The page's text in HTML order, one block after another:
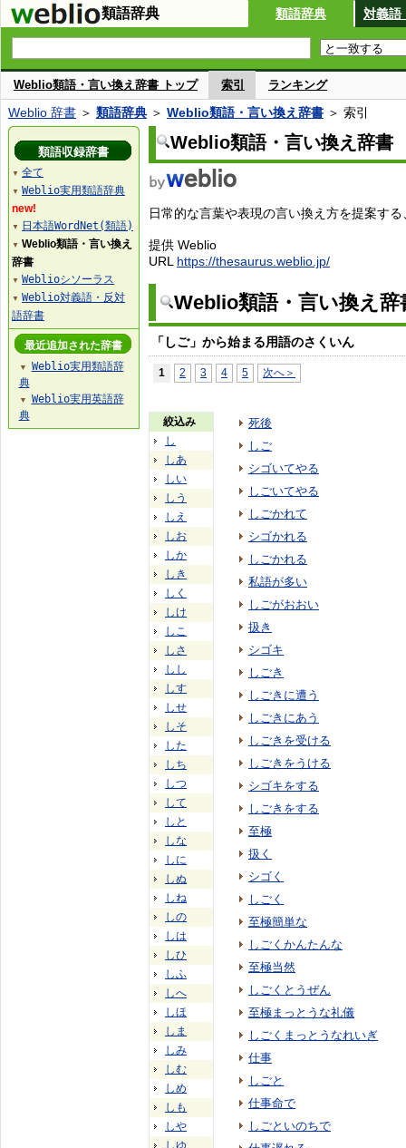
類語辞典 類語辞典 対義語
Weblio類語・言い換え辞書 トップ 索引 ランキング
Weblio 辞書 ＞ 類語辞典 ＞ Weblio類語・言い換え辞書 ＞ 索引
Weblio類語・言い換え辞書
日常的な言葉や表現の言い換え方を提案す
提供 Weblio
URL https://thesaurus.weblio.jp/
Weblio類語・言い換え
「しご」から始まる用語のさくいん
1 2 3 4 5 次へ＞
絞込み
し
しあ
しい
しう
しえ
しお
しか
しき
しく
しけ
しこ
しさ
しし
しす
しせ
しそ
した
しち
しつ
して
しと
しな
しに
しぬ
しね
しの
しは
しひ
しふ
しへ
しほ
しま
しみ
しむ
しめ
しも
しや
しゆ
死後
しご
シゴいてやる
しごいてやる
しごかれて
シゴかれる
しごかれる
私語が多い
しごがおおい
扱き
シゴキ
しごき
しごきに遭う
しごきにあう
しごきを受ける
しごきをうける
シゴキをする
しごきをする
至極
扱く
シゴく
しごく
至極簡単な
しごくかんたんな
至極当然
しごくとうぜん
至極まっとうな礼儀
しごくまっとうなれいぎ
仕事
しごと
仕事命で
しごといのちで
類語収録辞書
▼ 全て
▼ Weblio実用類語辞典
new!
▼ 日本語WordNet(類語)
▼ Weblio類語・言い換え
辞書
▼ Weblioシソーラス
▼ Weblio対義語・反対
語辞書
最近追加された辞書
▼
Weblio実用類語辞
典
▼
Weblio実用英語辞
典